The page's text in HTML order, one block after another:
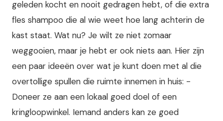
geleden kocht en nooit gedragen hebt, of die extra
fles shampoo die al wie weet hoe lang achterin de
kast staat. Wat nu? Je wilt ze niet zomaar
weggooien, maar je hebt er ook niets aan. Hier zijn
een paar ideeën over wat je kunt doen met al die
overtollige spullen die ruimte innemen in huis: -
Doneer ze aan een lokaal goed doel of een
kringloopwinkel. Iemand anders kan ze goed